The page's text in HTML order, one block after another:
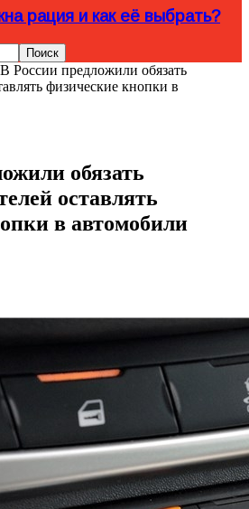
рация и как её выбрать?
В России предложили обязать
физические кнопки в
обязать
оставлять
в автомобили